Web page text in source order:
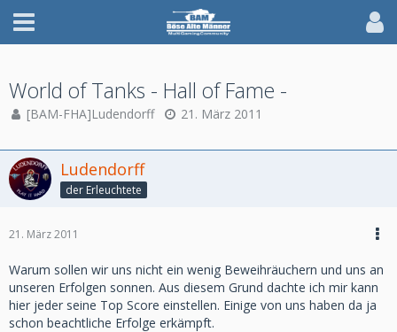
World of Tanks - Hall of Fame -
[BAM-FHA]Ludendorff 21. März 2011
Ludendorff
der Erleuchtete
21. März 2011
Warum sollen wir uns nicht ein wenig Beweihräuchern und uns an
unseren Erfolgen sonnen. Aus diesem Grund dachte ich mir kann
hier jeder seine Top Score einstellen. Einige von uns haben da ja
schon beachtliche Erfolge erkämpft.